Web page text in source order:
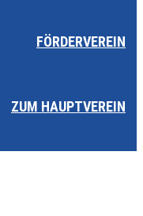
FÖRDERVEREIN
ZUM HAUPTVEREIN